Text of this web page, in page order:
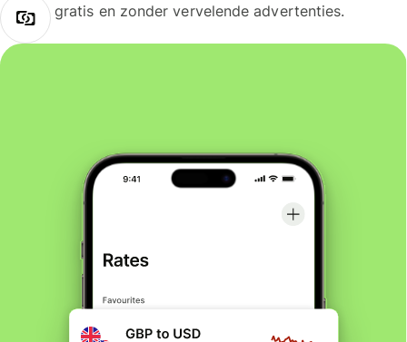
gratis en zonder vervelende advertenties.